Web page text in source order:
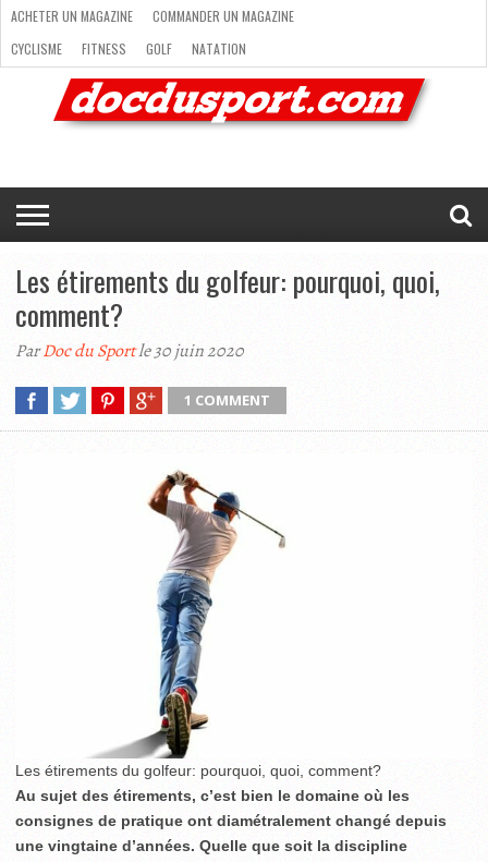
ACHETER
MAGAZINE
COMMANDER
UN
MAGAZINE
CYCLISME
FITNESS
GOLF
NATATION
RANDONNÉE
RUNNING
SKI
TRAIL
RUNNING
TRIATHLON
VOILE
NEWSLETTER
MAG’
EN
LIGNE
NOUS
CONTACTER
ACHETER UN MAGAZINE
COMMANDER UN MAGAZINE
CYCLISME
FITNESS GOLF
NATATION
RANDONNÉE
RUNNING SKI
TRAIL RUNNING
TRIATHLON
VOILE NEWSLETTER
MAG’ EN LIGNE
Les étirements du golfeur: pourquoi, quoi,
comment?
ParDoc du Sportle 30 juin 2020
1 COMMENT
Les étirements du golfeur: pourquoi, quoi, comment?
Au sujet des étirements, c’est bien le domaine où les
consignes de pratique ont diamétralement changé depuis
une vingtaine d’années. Quelle que soit la discipline